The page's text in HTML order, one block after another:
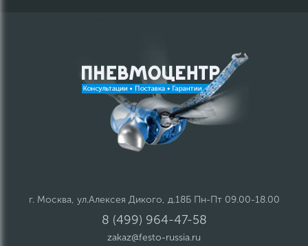
г. Москва, ул.Алексея Дикого, д.18Б Пн-Пт 09.00-18.00
8 (499) 964-47-58
zakaz@festo-russia.ru